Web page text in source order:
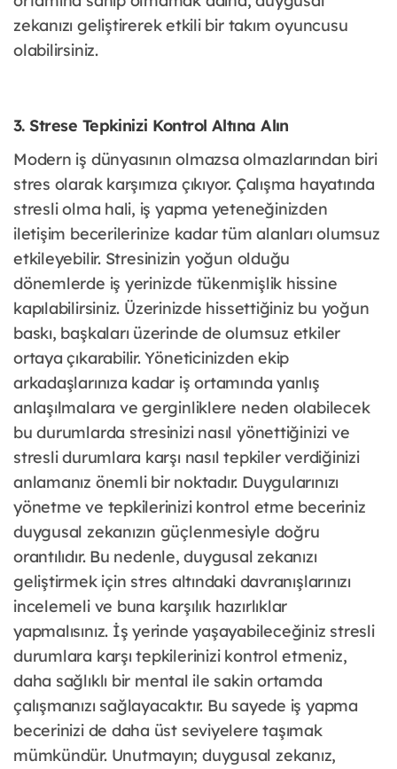
zekanızı geliştirerek etkili bir takım oyuncusu
olabilirsiniz.
3. Strese Tepkinizi Kontrol Altına Alın
Modern iş dünyasının olmazsa olmazlarından biri
stres olarak karşımıza çıkıyor. Çalışma hayatında
stresli olma hali, iş yapma yeteneğinizden
iletişim becerilerinize kadar tüm alanları olumsuz
etkileyebilir. Stresinizin yoğun olduğu
dönemlerde iş yerinizde tükenmişlik hissine
kapılabilirsiniz. Üzerinizde hissettiğiniz bu yoğun
baskı, başkaları üzerinde de olumsuz etkiler
ortaya çıkarabilir. Yöneticinizden ekip
arkadaşlarınıza kadar iş ortamında yanlış
anlaşılmalara ve gerginliklere neden olabilecek
bu durumlarda stresinizi nasıl yönettiğinizi ve
stresli durumlara karşı nasıl tepkiler verdiğinizi
anlamanız önemli bir noktadır. Duygularınızı
yönetme ve tepkilerinizi kontrol etme beceriniz
duygusal zekanızın güçlenmesiyle doğru
orantılıdır. Bu nedenle, duygusal zekanızı
geliştirmek için stres altındaki davranışlarınızı
incelemeli ve buna karşılık hazırlıklar
yapmalısınız. İş yerinde yaşayabileceğiniz stresli
durumlara karşı tepkilerinizi kontrol etmeniz,
daha sağlıklı bir mental ile sakin ortamda
çalışmanızı sağlayacaktır. Bu sayede iş yapma
becerinizi de daha üst seviyelere taşımak
mümkündür. Unutmayın; duygusal zekanız,